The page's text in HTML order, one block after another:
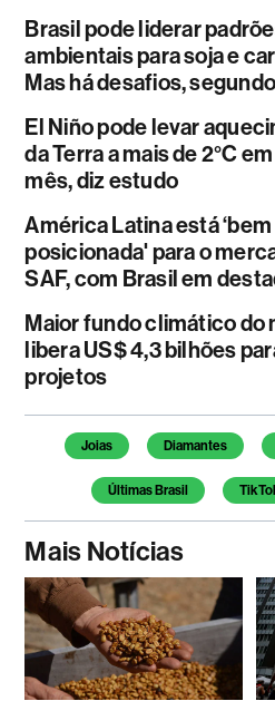
Brasil pode liderar
ambientais para soja e
Mas há desafios,
El Niño pode levar
da Terra a mais de 2°C
mês, diz estudo
América Latina está ‘bem
posicionada' para o
SAF, com Brasil em
Maior fundo climático do
libera US$ 4,3 bilhões
projetos
Temas deste artigo
Joias Diamantes
Últimas Brasil
Mais Notícias